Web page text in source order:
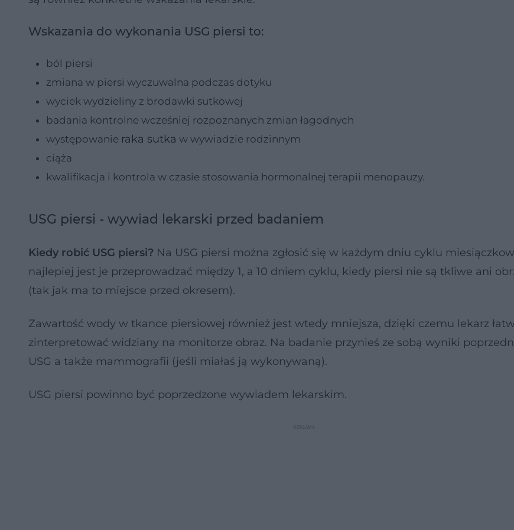
Wskazania do wykonania USG piersi to:
ból piersi
zmiana w piersi wyczuwalna podczas dotyku
wyciek wydzieliny z brodawki sutkowej
badania kontrolne wcześniej rozpoznanych zmian łagodnych
występowanie raka sutka w wywiadzie rodzinnym
ciąża
kwalifikacja i kontrola w czasie stosowania hormonalnej terapii menopauzy.
USG piersi - wywiad lekarski przed badaniem
Kiedy robić USG piersi? Na USG piersi można zgłosić się w każdym dniu cyklu
najlepiej jest je przeprowadzać między 1, a 10 dniem cyklu, kiedy piersi nie są tkliwe ani
(tak jak ma to miejsce przed okresem).
Zawartość wody w tkance piersiowej również jest wtedy mniejsza, dzięki czemu lekarz
zinterpretować widziany na monitorze obraz. Na badanie przynieś ze sobą wyniki
USG a także mammografii (jeśli miałaś ją wykonywaną).
USG piersi powinno być poprzedzone wywiadem lekarskim.